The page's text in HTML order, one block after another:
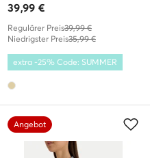
39,99 €
Regulärer Preis39,99 €
Niedrigster Preis35,99 €
extra -25% Code: SUMMER
Angebot